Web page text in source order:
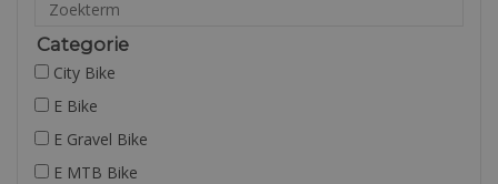
Categorie
City Bike
E Bike
E Gravel Bike
E MTB Bike